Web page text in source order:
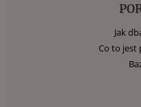
Jak
Co to jest